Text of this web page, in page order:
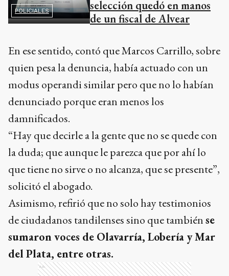
POLICIALES
selección quedó en manos
de un fiscal de Alvear
En ese sentido, contó que Marcos Carrillo, sobre
quien pesa la denuncia, había actuado con un
modus operandi similar pero que no lo habían
denunciado porque eran menos los
damnificados.
“Hay que decirle a la gente que no se quede con
la duda; que aunque le parezca que por ahí lo
que tiene no sirve o no alcanza, que se presente”,
solicitó el abogado.
Asimismo, refirió que no solo hay testimonios
de ciudadanos tandilenses sino que tambiénse
sumaron voces de Olavarría, Lobería y Mar
del Plata, entre otras.
Ads